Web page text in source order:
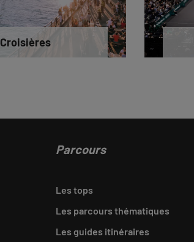
Croisières
Parcours
Les tops
Les parcours thématiques
Les guides itinéraires